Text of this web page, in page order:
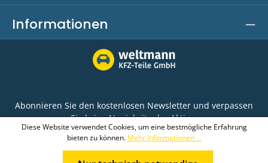
Informationen
Abonnieren Sie den kostenlosen Newsletter und verpassen
Sie keine Neuigkeit oder Aktion.
E-Mail-Adresse*
Diese Website verwendet Cookies, um eine bestmögliche Erfahrung
bieten zu können. Mehr Informationen ...